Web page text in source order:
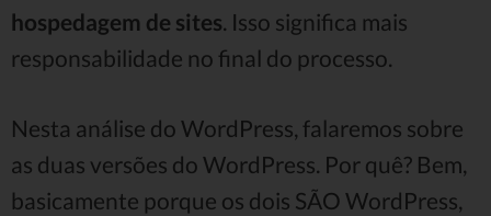
hospedagem de sites . Isso significa mais
responsabilidade no final do processo.
Nesta análise do WordPress, falaremos sobre
as duas versões do WordPress. Por quê? Bem,
basicamente porque os dois SÃO WordPress,